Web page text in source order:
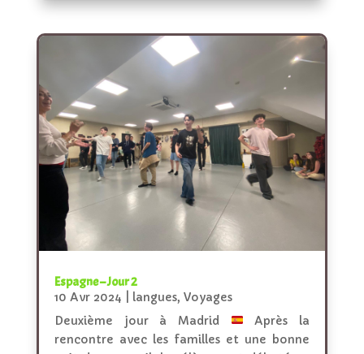
Espagne – Jour 2
10 Avr 2024 langues, Voyages
Deuxième jour à Madrid
Après la
rencontre avec les familles et une bonne